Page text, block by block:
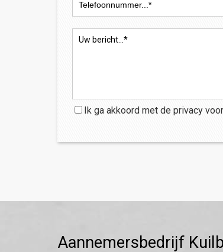
Ik ga akkoord met de privacy
Aannemersbedrijf